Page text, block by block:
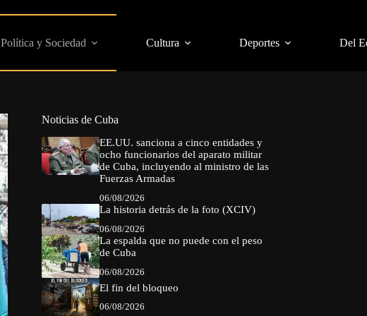
Política y Sociedad Cultura Deportes Del
Noticias de Cuba
EE.UU. sanciona a cinco entidades y
ocho funcionarios del aparato militar
de Cuba, incluyendo al ministro de las
Fuerzas Armadas
06/08/2026
La historia detrás de la foto (XCIV)
06/08/2026
La espalda que no puede con el peso
de Cuba
06/08/2026
El fin del bloqueo
06/08/2026